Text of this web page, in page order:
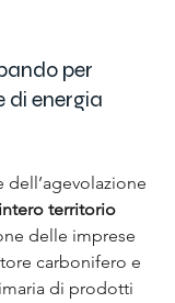
per
di energia
dell’agevolazione
territorio
delle imprese
carbonifero e
di prodotti